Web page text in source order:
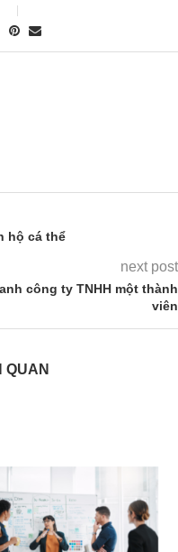
hộ cá thể
next post
công ty TNHH một thành
viên
QUAN